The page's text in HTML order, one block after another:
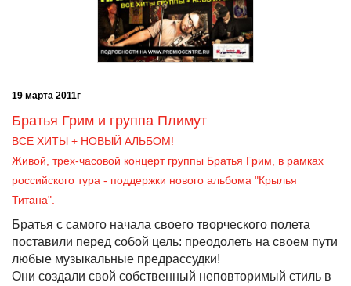
19 марта 2011г
Братья Грим и группа Плимут
ВСЕ ХИТЫ + НОВЫЙ АЛЬБОМ!
Живой, трех-часовой концерт группы Братья Грим, в рамках
российского тура - поддержки нового альбома "Крылья
Титана".
Братья с самого начала своего творческого полета
поставили перед собой цель: преодолеть на своем пути
любые музыкальные предрассудки!
Они создали свой собственный неповторимый стиль в